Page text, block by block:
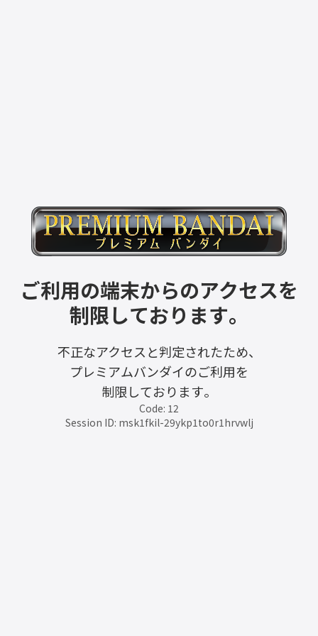
ご利用の端末からのアクセスを
制限しております。
不正なアクセスと判定されたため、
プレミアムバンダイのご利用を
制限しております。
Code: 12
Session ID: msk1fkil-29ykp1to0r1hrvwlj